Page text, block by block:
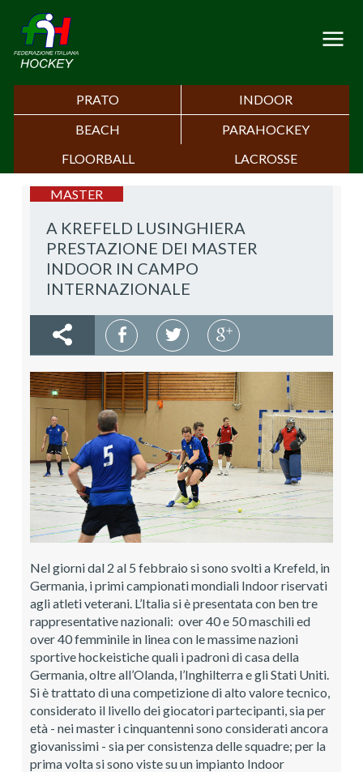
PRATO
INDOOR
BEACH
PARAHOCKEY
FLOORBALL
LACROSSE
A KREFELD LUSINGHIERA
PRESTAZIONE DEI MASTER
INDOOR IN CAMPO
INTERNAZIONALE
MASTER
Nel giorni dal 2 al 5 febbraio si sono svolti a Krefeld, in
Germania, i primi campionati mondiali Indoor riservati
agli atleti veterani. L’Italia si è presentata con ben tre
rappresentative nazionali: over 40 e 50 maschili ed
over 40 femminile in linea con le massime nazioni
sportive hockeistiche quali i padroni di casa della
Germania, oltre all’Olanda, l’Inghilterra e gli Stati Uniti.
Si è trattato di una competizione di alto valore tecnico,
considerato il livello dei giocatori partecipanti, sia per
età - nei master i cinquantenni sono considerati ancora
giovanissimi - sia per consistenza delle squadre; per la
prima volta si sono viste su un impianto Indoor